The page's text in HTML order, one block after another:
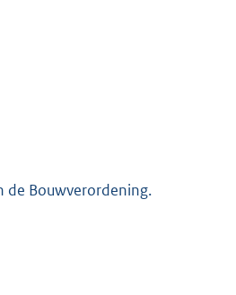
de Bouwverordening.